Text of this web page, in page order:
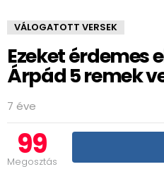
VÁLOGATOTT VERSEK
Ezeket érdemes
Árpád 5 remek
7 éve
99
Megosztás